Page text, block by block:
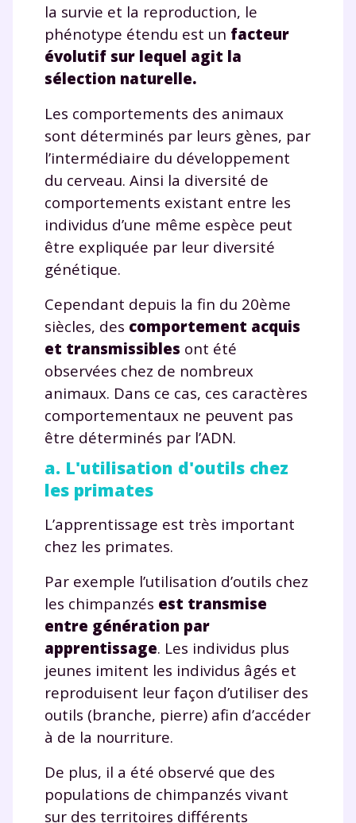
la survie et la reproduction, le
phénotype étendu est un facteur
évolutif sur lequel agit la
sélection naturelle.
Les comportements des animaux
sont déterminés par leurs gènes, par
l’intermédiaire du développement
du cerveau. Ainsi la diversité de
comportements existant entre les
individus d’une même espèce peut
être expliquée par leur diversité
génétique.
Cependant depuis la fin du 20ème
siècles, des comportement acquis
et transmissibles ont été
observées chez de nombreux
animaux. Dans ce cas, ces caractères
comportementaux ne peuvent pas
être déterminés par l’ADN.
a. L'utilisation d'outils chez
les primates
L’apprentissage est très important
chez les primates.
Par exemple l’utilisation d’outils chez
les chimpanzés est transmise
entre génération par
apprentissage. Les individus plus
jeunes imitent les individus âgés et
reproduisent leur façon d’utiliser des
outils (branche, pierre) afin d’accéder
à de la nourriture.
De plus, il a été observé que des
populations de chimpanzés vivant
sur des territoires différents